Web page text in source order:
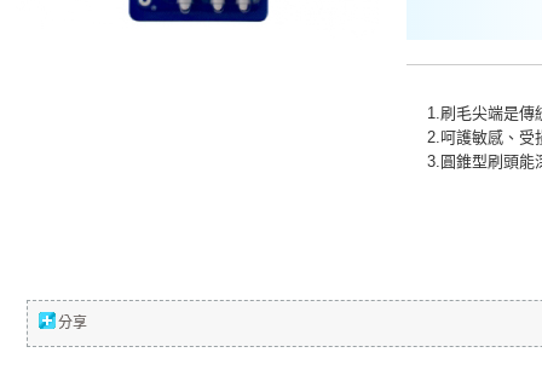
1.刷毛尖端是傳
2.呵護敏感、受
3.圓錐型刷頭
分享